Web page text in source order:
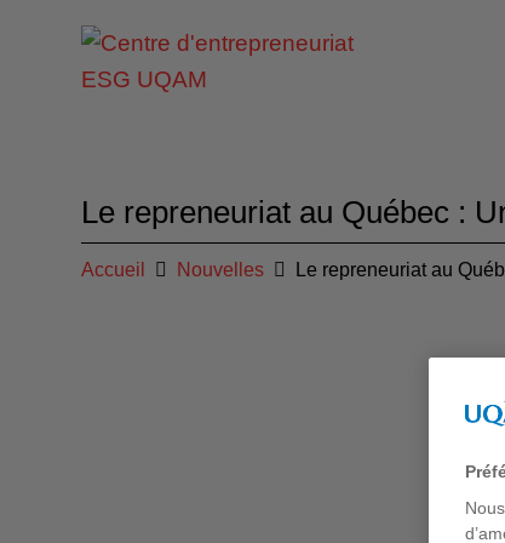
Le repreneuriat au Québec :
Accueil Nouvelles Le repreneuriat au